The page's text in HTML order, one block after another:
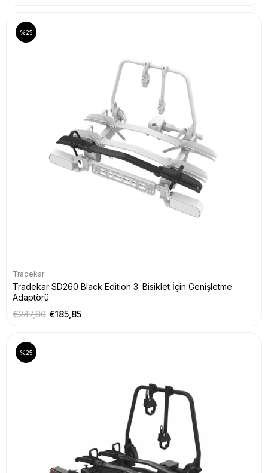
Tradekar
Tradekar SD260 Black Edition 3. Bisiklet İçin Genişletme
Adaptörü
€185,85
€247,80
%25
%25